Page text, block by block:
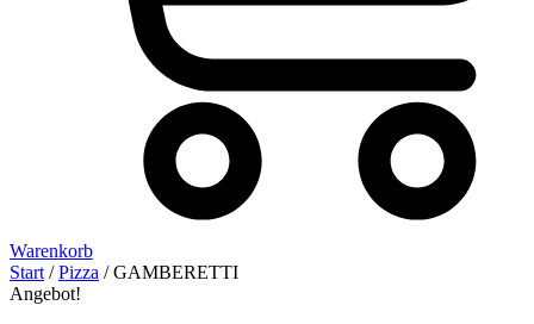
Warenkorb
Start /Pizza / GAMBERETTI
Angebot!